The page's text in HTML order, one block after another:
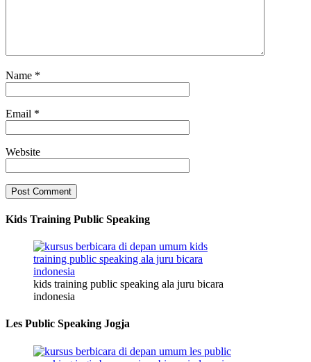
Name *
Email *
Website
Kids Training Public Speaking
kids training public speaking ala juru bicara
indonesia
Les Public Speaking Jogja